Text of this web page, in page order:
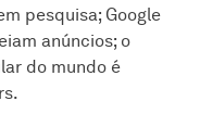
pesquisa; Google
anúncios; o
do mundo é